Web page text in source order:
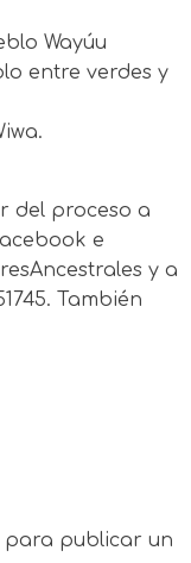
Wayúu
entre verdes y
del proceso a
e
y a
También
para publicar un